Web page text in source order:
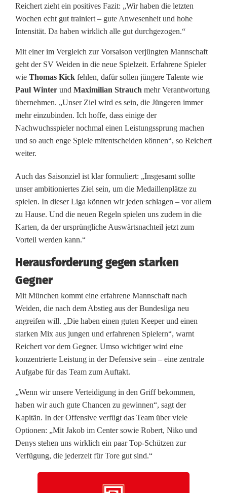
l
l
:
S
a
i
s
o
a
u
f
t
a
k
t
i
n
d
e
r
T
h
e
Reichert zieht ein positives Fazit: „Wir haben die letzten
Wochen echt gut trainiert – gute Anwesenheit und hohe
Intensität. Da haben wirklich alle gut durchgezogen.“
Mit einer im Vergleich zur Vorsaison verjüngten Mannschaft
geht der SV Weiden in die neue Spielzeit. Erfahrene Spieler
wie Thomas Kick fehlen, dafür sollen jüngere Talente wie
Paul Winter und Maximilian Strauch mehr Verantwortung
übernehmen. „Unser Ziel wird es sein, die Jüngeren immer
mehr einzubinden. Ich hoffe, dass einige der
Nachwuchsspieler nochmal einen Leistungssprung machen
und so auch enge Spiele mitentscheiden können“, so Reichert
weiter.
Auch das Saisonziel ist klar formuliert: „Insgesamt sollte
unser ambitioniertes Ziel sein, um die Medaillenplätze zu
spielen. In dieser Liga können wir jeden schlagen – vor allem
zu Hause. Und die neuen Regeln spielen uns zudem in die
Karten, da der ursprüngliche Auswärtsnachteil jetzt zum
Vorteil werden kann.“
Herausforderung gegen starken
Gegner
Mit München kommt eine erfahrene Mannschaft nach
Weiden, die nach dem Abstieg aus der Bundesliga neu
angreifen will. „Die haben einen guten Keeper und einen
starken Mix aus jungen und erfahrenen Spielern“, warnt
Reichert vor dem Gegner. Umso wichtiger wird eine
konzentrierte Leistung in der Defensive sein – eine zentrale
Aufgabe für das Team zum Auftakt.
„Wenn wir unsere Verteidigung in den Griff bekommen,
haben wir auch gute Chancen zu gewinnen“, sagt der
Kapitän. In der Offensive verfügt das Team über viele
Optionen: „Mit Jakob im Center sowie Robert, Niko und
Denys stehen uns wirklich ein paar Top-Schützen zur
Verfügung, die jederzeit für Tore gut sind.“